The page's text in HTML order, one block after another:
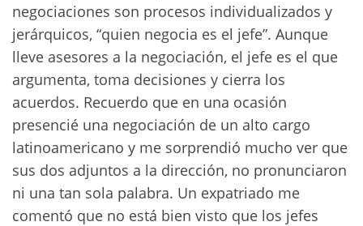
negociaciones son procesos individualizados y
jerárquicos, “quien negocia es el jefe”. Aunque
lleve asesores a la negociación, el jefe es el que
argumenta, toma decisiones y cierra los
acuerdos. Recuerdo que en una ocasión
presencié una negociación de un alto cargo
latinoamericano y me sorprendió mucho ver que
sus dos adjuntos a la dirección, no pronunciaron
ni una tan sola palabra. Un expatriado me
comentó que no está bien visto que los jefes